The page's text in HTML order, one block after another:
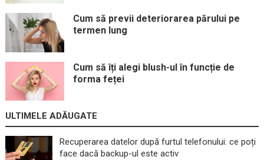
Cum să previi deteriorarea părului pe
termen lung
Cum să îți alegi blush-ul în funcție de
forma feței
ULTIMELE ADĂUGATE
Recuperarea datelor după furtul telefonului: ce poți
face dacă backup-ul este activ